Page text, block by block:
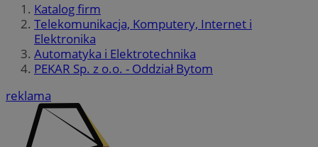
Katalog firm
Telekomunikacja, Komputery, Internet i
Elektronika
Automatyka i Elektrotechnika
PEKAR Sp. z o.o. - Oddział Bytom
reklama